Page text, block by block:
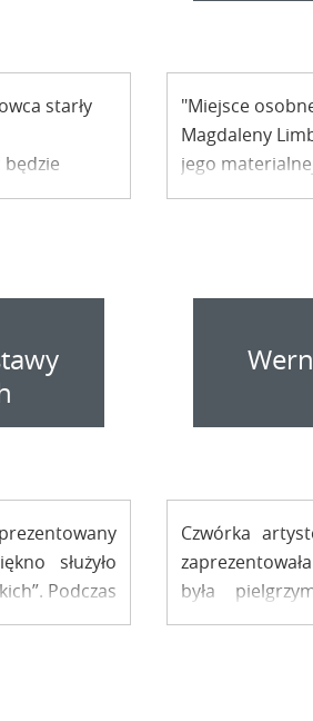
starły
–
"Miejsce
Magdaleny
jego
gdzie każdy z
służyło
Podczas
dr Krzysztof
Czwórka
była
tematyka